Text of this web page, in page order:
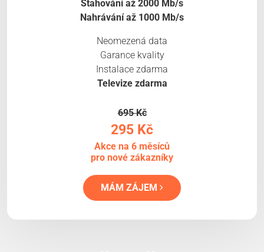
Stahování až 2000 Mb/s
Nahrávání až 1000 Mb/s
Neomezená data
Garance kvality
Instalace zdarma
Televize zdarma
695 Kč
295 Kč
Akce na 6 měsíců
pro nové zákazníky
MÁM ZÁJEM